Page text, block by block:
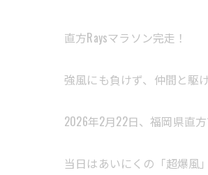
直方Raysマラソン完走！
強風にも負けず、仲間と駆
2026年2月22日、福岡県直
当日はあいにくの「超爆風